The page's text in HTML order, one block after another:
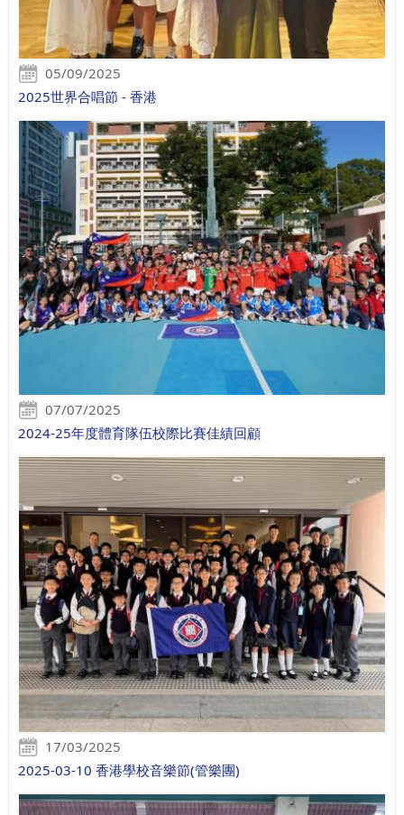
05/09/2025
2025世界合唱節 - 香港
07/07/2025
2024-25年度體育隊伍校際比賽佳績回顧
17/03/2025
2025-03-10 香港學校音樂節(管樂團)